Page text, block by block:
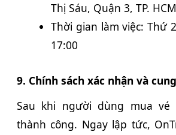
Thị Sáu, Quận 3, TP. HCM
Thời gian làm việc: Thứ
17:00
9. Chính sách xác nhận và
Sau khi người dùng mua vé
thành công. Ngay lập tức,